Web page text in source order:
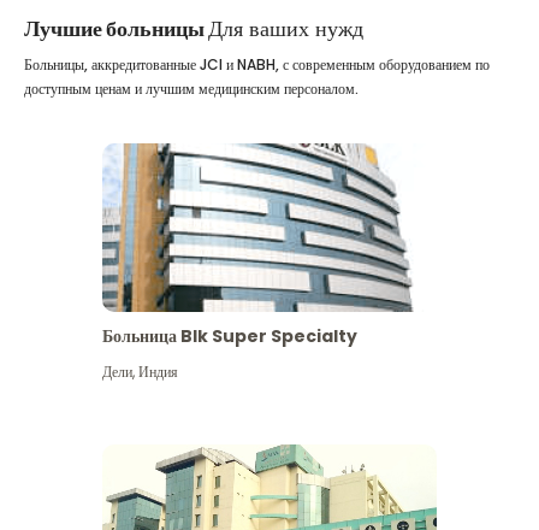
Лучшие больницыДля ваших нужд
Больницы, аккредитованные JCI и NABH, с современным оборудованием по
доступным ценам и лучшим медицинским персоналом.
Больница Blk Super Specialty
Дели,Индия